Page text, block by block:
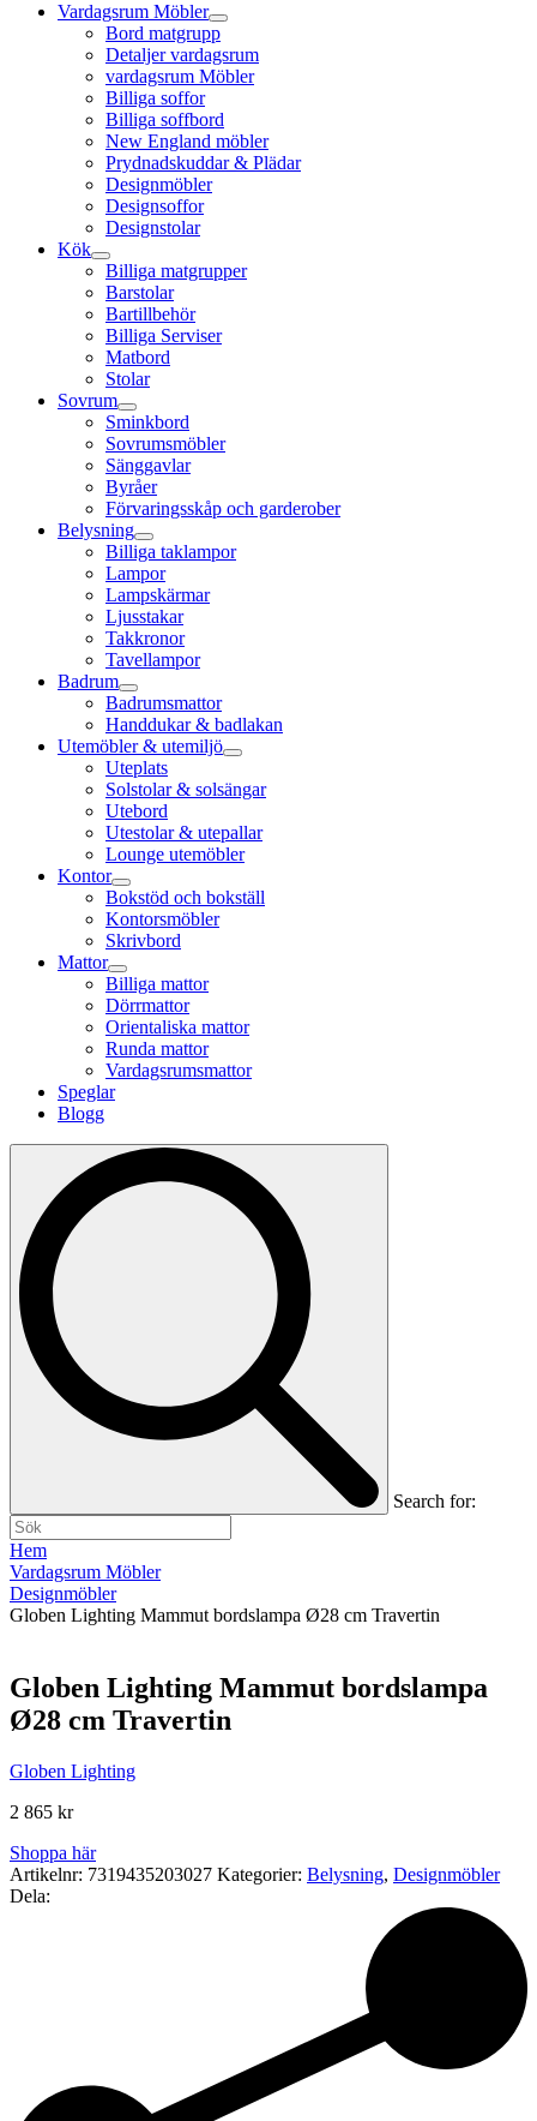
Vardagsrum Möbler
Bord matgrupp
Detaljer vardagsrum
vardagsrum Möbler
Billiga soffor
Billiga soffbord
New England möbler
Prydnadskuddar & Plädar
Designmöbler
Designsoffor
Designstolar
Kök
Billiga matgrupper
Barstolar
Bartillbehör
Billiga Serviser
Matbord
Stolar
Sovrum
Sminkbord
Sovrumsmöbler
Sänggavlar
Byråer
Förvaringsskåp och garderober
Belysning
Billiga taklampor
Lampor
Lampskärmar
Ljusstakar
Takkronor
Tavellampor
Badrum
Badrumsmattor
Handdukar & badlakan
Utemöbler & utemiljö
Uteplats
Solstolar & solsängar
Utebord
Utestolar & utepallar
Lounge utemöbler
Kontor
Bokstöd och bokställ
Kontorsmöbler
Skrivbord
Mattor
Billiga mattor
Dörrmattor
Orientaliska mattor
Runda mattor
Vardagsrumsmattor
Speglar
Blogg
Search for:
Hem
Vardagsrum Möbler
Designmöbler
Globen Lighting Mammut bordslampa Ø28 cm Travertin
Globen Lighting Mammut bordslampa
Ø28 cm Travertin
Globen Lighting
2 865 kr
Shoppa här
Artikelnr: 7319435203027 Kategorier: Belysning, Designmöbler
Dela: